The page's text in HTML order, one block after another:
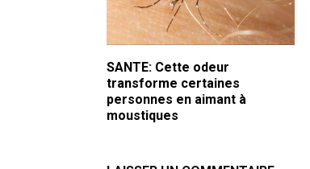
SANTE: Cette odeur
transforme certaines
personnes en aimant à
moustiques